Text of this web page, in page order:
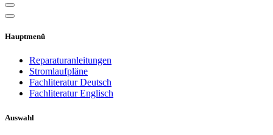
Hauptmenü
Reparaturanleitungen
Stromlaufpläne
Fachliteratur Deutsch
Fachliteratur Englisch
Auswahl